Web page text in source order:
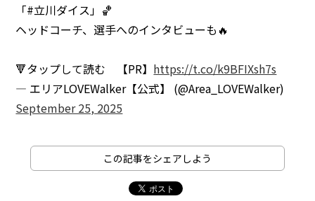
「#立川ダイス」🏀
ヘッドコーチ、選手へのインタビューも🔥
🔻タップして読む 【PR】 https://t.co/k9BFIXsh7s
— エリアLOVEWalker【公式】 (@Area_LOVEWalker)
September 25, 2025
この記事をシェアしよう